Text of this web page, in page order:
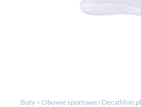
Buty > Obuwie sportowe / Decathlon.pl